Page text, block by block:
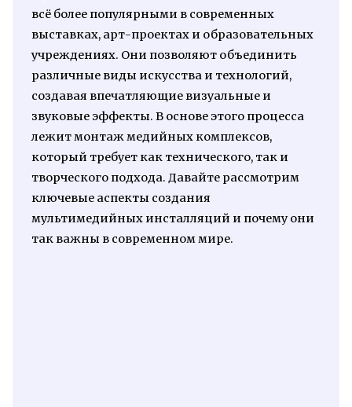
всё более популярными в современных
выставках, арт-проектах и образовательных
учреждениях. Они позволяют объединить
различные виды искусства и технологий,
создавая впечатляющие визуальные и
звуковые эффекты. В основе этого процесса
лежит монтаж медийных комплексов,
который требует как технического, так и
творческого подхода. Давайте рассмотрим
ключевые аспекты создания
мультимедийных инсталляций и почему они
так важны в современном мире.